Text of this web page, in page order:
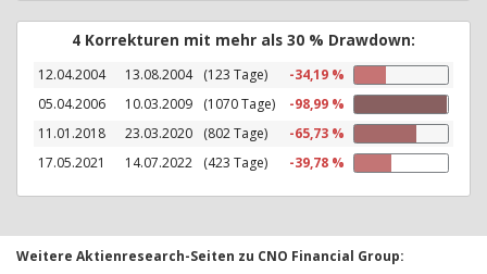
4 Korrekturen mit mehr als 30 % Drawdown:
12.04.2004 13.08.2004 (123 Tage)
-34,19 %
05.04.2006
10.03.2009 (1070 Tage)
-98,99 %
11.01.2018
23.03.2020 (802 Tage)
-65,73 %
17.05.2021
14.07.2022 (423 Tage) -39,78 %
Weitere Aktienresearch-Seiten zu CNO Financial Group: